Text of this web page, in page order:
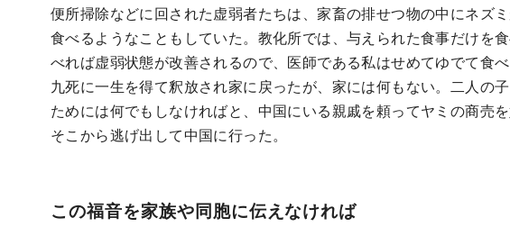
便所掃除などに回された虚弱者たちは、家畜の排せつ物の中にネズ
食べるようなこともしていた。教化所では、与えられた食事だけを
べれば虚弱状態が改善されるので、医師である私はせめてゆでて食べ
九死に一生を得て釈放され家に戻ったが、家には何もない。二人の
ためには何でもしなければと、中国にいる親戚を頼ってヤミの商売
そこから逃げ出して中国に行った。
この福音を家族や同胞に伝えなければ